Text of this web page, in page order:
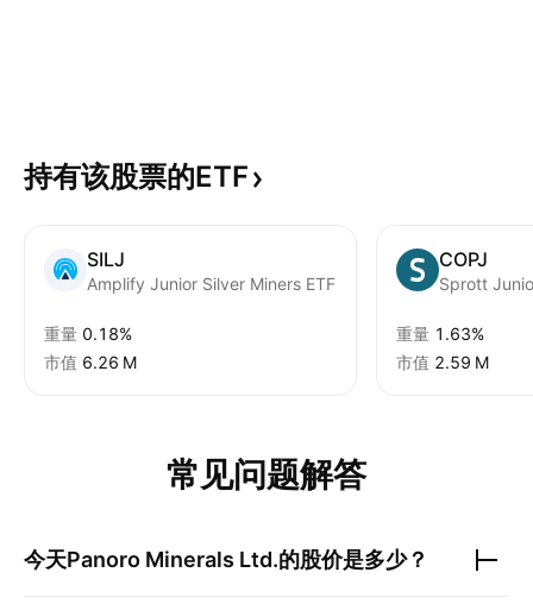
持有该股票的ETF
SILJ
Amplify Junior Silver Miners ETF
重量 0.18%
市值 ‪6.26 M‬
COPJ
重量 1.63%
市值 ‪2.59 M‬
常见问题解答
今天Panoro Minerals Ltd.的股价是多少？